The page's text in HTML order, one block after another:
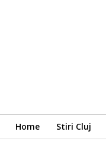
Home Stiri Cluj